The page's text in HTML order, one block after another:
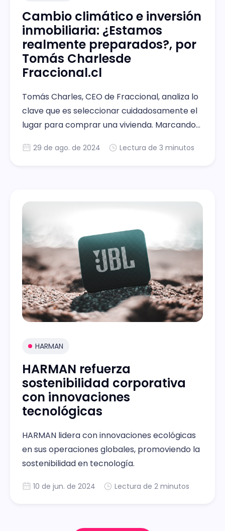
Cambio climático e inversión
inmobiliaria: ¿Estamos
realmente preparados?, por
Tomás Charlesde
Fraccional.cl
Tomás Charles, CEO de Fraccional, analiza lo
clave que es seleccionar cuidadosamente el
lugar para comprar una vivienda. Marcando
juega un rol fundamental, para determinar
29 de ago. de 2024 Lectura de 3 minutos
HARMAN
HARMAN refuerza
sostenibilidad corporativa
con innovaciones
tecnológicas
HARMAN lidera con innovaciones ecológicas
en sus operaciones globales, promoviendo la
sostenibilidad en tecnología.
10 de jun. de 2024 Lectura de 2 minutos